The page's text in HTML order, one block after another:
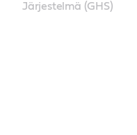
Järjestelmä (GHS)